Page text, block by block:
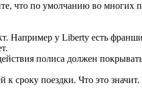
что по умолчанию во
у Liberty есть
полиса должен
сроку поездки. Что это